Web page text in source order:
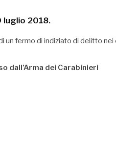
luglio 2018.
un fermo di indiziato di delitto
dall’Arma dei Carabinieri